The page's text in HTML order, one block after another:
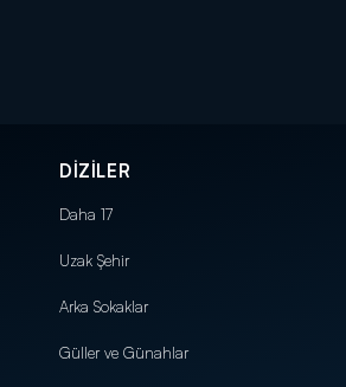
DİZİLER
Daha 17
Uzak Şehir
Arka Sokaklar
Güller ve Günahlar